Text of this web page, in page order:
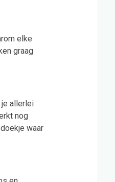
elke
graag
je allerlei
nog
waar